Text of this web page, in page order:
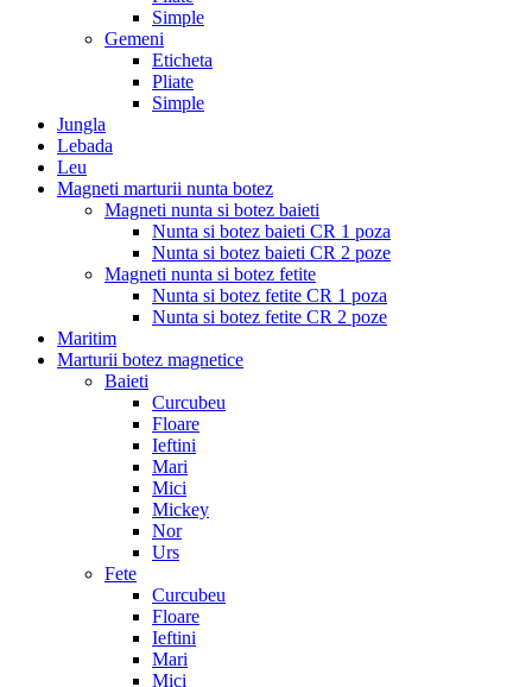
Simple
Gemeni
Eticheta
Pliate
Simple
Jungla
Lebada
Leu
Magneti marturii nunta botez
Magneti nunta si botez baieti
Nunta si botez baieti CR 1 poza
Nunta si botez baieti CR 2 poze
Magneti nunta si botez fetite
Nunta si botez fetite CR 1 poza
Nunta si botez fetite CR 2 poze
Maritim
Marturii botez magnetice
Baieti
Curcubeu
Floare
Ieftini
Mari
Mici
Mickey
Nor
Urs
Fete
Curcubeu
Floare
Ieftini
Mari
Mici